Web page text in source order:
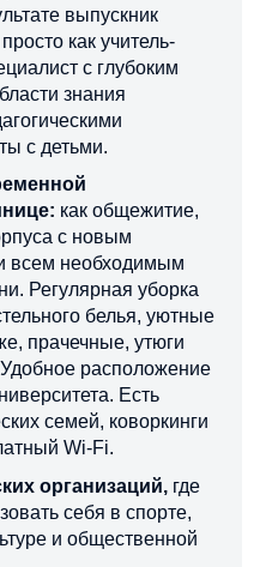
выпускник
как учитель-
с глубоким
знания
с детьми.
как общежитие,
с новым
всем необходимым
Регулярная уборка
белья, уютные
прачечные, утюги
расположение
Есть
семей, коворкинги
Wi-Fi.
организаций, где
себя в спорте,
и общественной